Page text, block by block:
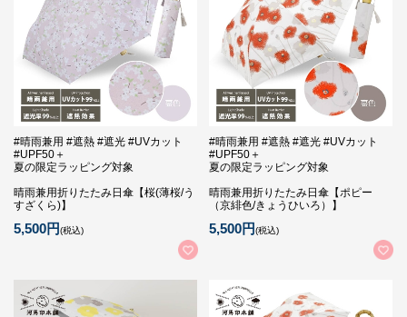
#晴雨兼用 #遮熱 #遮光 #UVカット
#UPF50＋
夏の限定ラッピング対象
晴雨兼用折りたたみ日傘【桜(薄桜/う
すざくら)】
5,500円(税込)
#晴雨兼用 #遮熱 #遮光 #UVカット
#UPF50＋
夏の限定ラッピング対象
晴雨兼用折りたたみ日傘【ポピー
（京緋色/きょうひいろ）】
5,500円(税込)